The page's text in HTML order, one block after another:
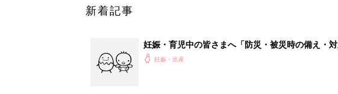
新着記事
妊娠・育児中の皆さまへ「防災・被災時の備え・対
妊娠・出産